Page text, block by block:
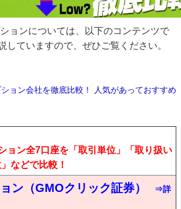
ョンについては、以下のコンテンツで
していますので、ぜひご覧ください。
ョン会社を徹底比較！ 人気があっておすすめ
ョン全7口座を「取引単位」「取り扱い
などで比較！
ン（GMOクリック証券）
⇒詳